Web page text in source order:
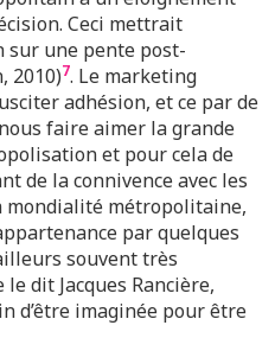
Ceci mettrait
sur une pente post-
2010)7. Le marketing
adhésion, et ce par de
faire aimer la grande
et pour cela de
de la connivence avec les
mondialité métropolitaine,
par quelques
souvent très
dit Jacques Rancière,
d’être imaginée pour être